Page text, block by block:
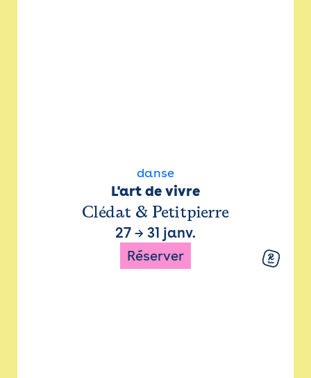
danse
L'art de vivre
Clédat & Petitpierre
27 → 31 janv.
Réserver